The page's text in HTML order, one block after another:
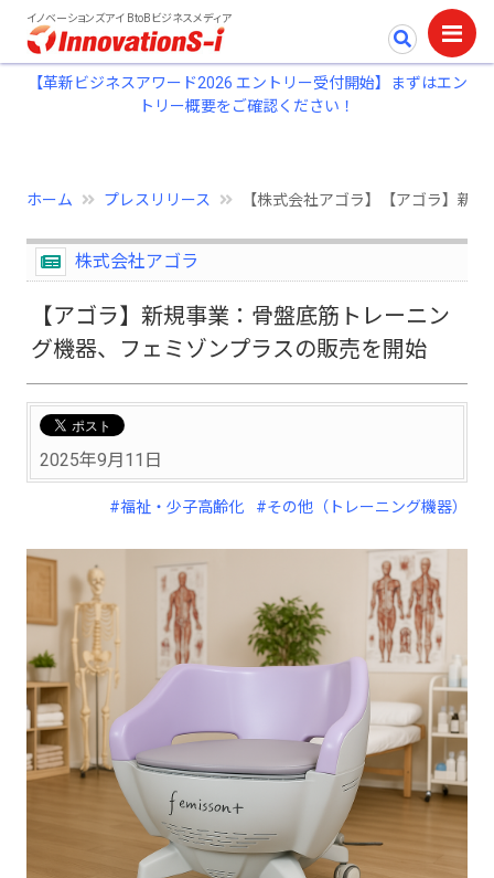
イノベーションズアイ BtoBビジネスメディア
【革新ビジネスアワード2026 エントリー受付開始】まずはエン
トリー概要をご確認ください！
ホーム プレスリリース 【株式会社アゴラ】【アゴラ】新
株式会社アゴラ
【アゴラ】新規事業：骨盤底筋トレーニン
グ機器、フェミゾンプラスの販売を開始
2025年9月11日
#福祉・少子高齢化 #その他（トレーニング機器）